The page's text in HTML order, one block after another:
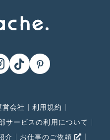
営会社
利用規約
サービスの利用について
介 お仕事のご依頼